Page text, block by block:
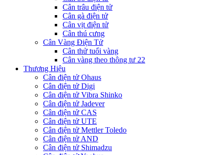
Cân trâu điện tử
Cân gà điện tử
Cân vịt điện tử
Cân thú cưng
Cân Vàng Điện Tử
Cân thử tuổi vàng
Cân vàng theo thông tư 22
Thương Hiệu
Cân điện tử Ohaus
Cân điện tử Digi
Cân điện tử Vibra Shinko
Cân điện tử Jadever
Cân điện tử CAS
Cân điện tử UTE
Cân điện tử Mettler Toledo
Cân điện tử AND
Cân điện tử Shimadzu